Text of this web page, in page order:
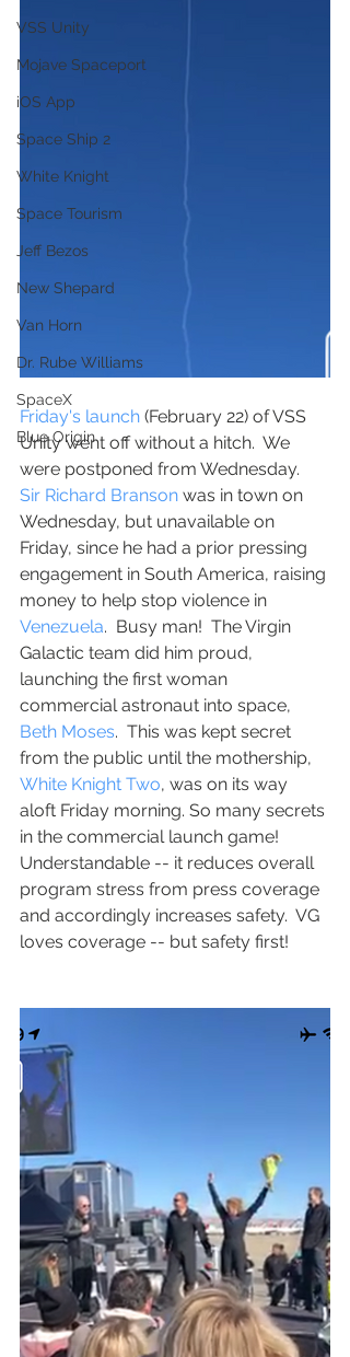
VSS Unity
Mojave Spaceport
iOS App
Space Ship 2
White Knight
Space Tourism
Jeff Bezos
New Shepard
Van Horn
Dr. Rube Williams
SpaceX
Blue Origin
Friday's launch (February 22) of VSS
Unity went off without a hitch.  We
were postponed from Wednesday.
Sir Richard Branson was in town on
Wednesday, but unavailable on
Friday, since he had a prior pressing
engagement in South America, raising
money to help stop violence in
Venezuela.  Busy man!  The Virgin
Galactic team did him proud,
launching the first woman
commercial astronaut into space,
Beth Moses.  This was kept secret
from the public until the mothership,
White Knight Two, was on its way
aloft Friday morning. So many secrets
in the commercial launch game!
Understandable -- it reduces overall
program stress from press coverage
and accordingly increases safety.  VG
loves coverage -- but safety first!